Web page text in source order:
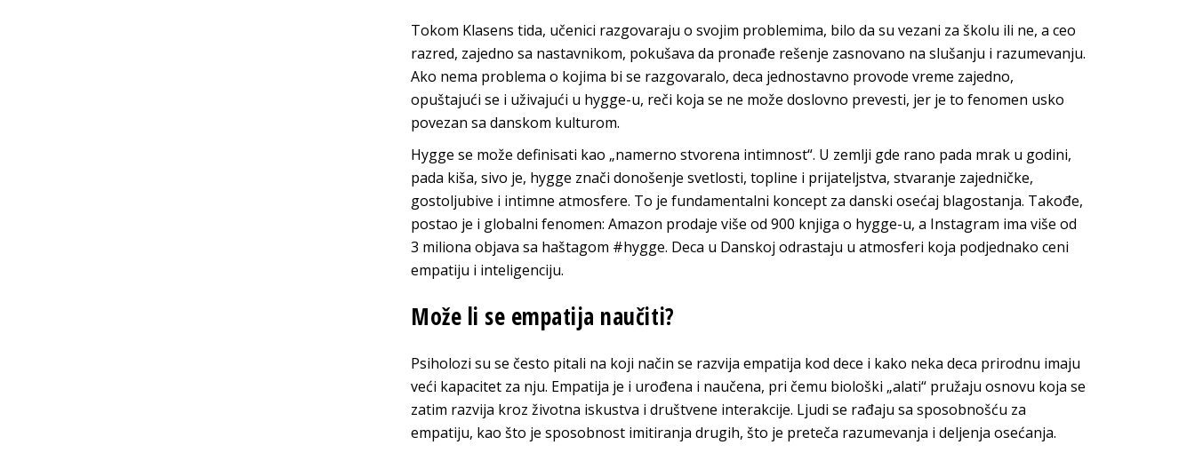
Tokom Klasens tida, učenici razgovaraju o svojim problemima, bilo da su vezani za školu ili ne, a ceo
razred, zajedno sa nastavnikom, pokušava da pronađe rešenje zasnovano na slušanju i razumevanju.
Ako nema problema o kojima bi se razgovaralo, deca jednostavno provode vreme zajedno,
opuštajući se i uživajući u hygge-u, reči koja se ne može doslovno prevesti, jer je to fenomen usko
povezan sa danskom kulturom.
Hygge se može definisati kao „namerno stvorena intimnost“. U zemlji gde rano pada mrak u godini,
pada kiša, sivo je, hygge znači donošenje svetlosti, topline i prijateljstva, stvaranje zajedničke,
gostoljubive i intimne atmosfere. To je fundamentalni koncept za danski osećaj blagostanja. Takođe,
postao je i globalni fenomen: Amazon prodaje više od 900 knjiga o hygge-u, a Instagram ima više od
3 miliona objava sa haštagom #hygge. Deca u Danskoj odrastaju u atmosferi koja podjednako ceni
empatiju i inteligenciju.
Može li se empatija naučiti?
Psiholozi su se često pitali na koji način se razvija empatija kod dece i kako neka deca prirodnu imaju
veći kapacitet za nju. Empatija je i urođena i naučena, pri čemu biološki „alati“ pružaju osnovu koja se
zatim razvija kroz životna iskustva i društvene interakcije. Ljudi se rađaju sa sposobnošću za
empatiju, kao što je sposobnost imitiranja drugih, što je preteča razumevanja i deljenja osećanja.